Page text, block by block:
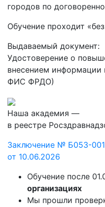
городов по
Обучение проходит
Выдаваемый документ:
Удостоверение о
внесением информации
ФИС ФРДО)
Наша академия —
в реестре
Заключение № Б053-
от 10.06.2026
Обучение после
организациях
Мы прошли